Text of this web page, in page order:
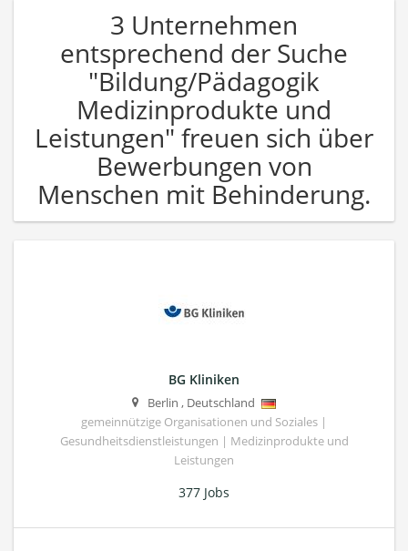
3 Unternehmen
entsprechend der Suche
"Bildung/Pädagogik
Medizinprodukte und
Leistungen" freuen sich über
Bewerbungen von
Menschen mit Behinderung.
BG Kliniken
Berlin , Deutschland
gemeinnützige Organisationen und Soziales |
Gesundheitsdienstleistungen | Medizinprodukte und
Leistungen
377 Jobs